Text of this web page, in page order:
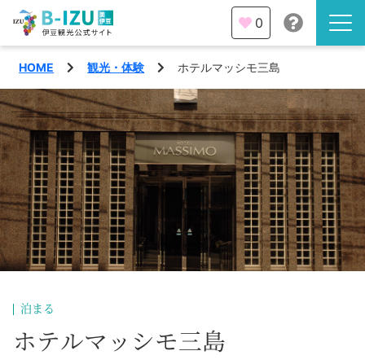
伊豆半島を知る
伊豆のみどころ
みる
あそぶ
あじわう
観光・体験
イベント
エリア
熱海市
特集
旅の計画
0
HOME 観光・体験 ホテルマッシモ三島
泊まる
ホテルマッシモ三島